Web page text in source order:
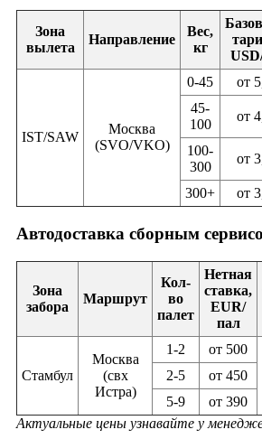
Зона
вылета
Направление
Вес,
кг
IST/SAW
Москва
(SVO/VKO)
0-45 от
45-
100
от
100-
300
от
300+ от
Автодоставка сборным
Зона
забора
Маршрут
Кол-
во
палет
Нетная
ставка,
EUR/
пал
Стамбул
Москва
(свх
Истра)
1-2
от 500
2-5
от 450
5-9
от 390
Актуальные цены узнавайте у